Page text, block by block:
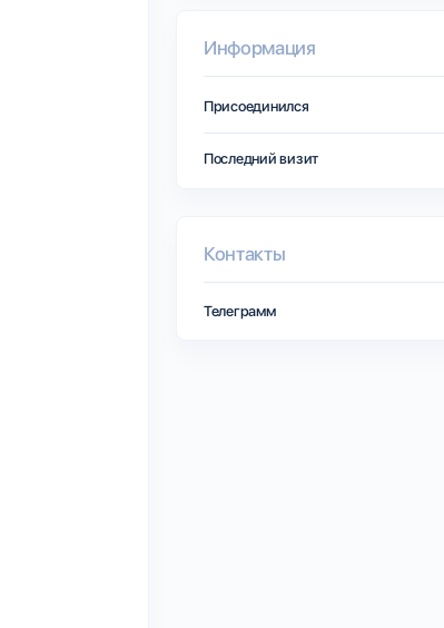
Информация
Присоединился
Последний визит
Контакты
Телеграмм